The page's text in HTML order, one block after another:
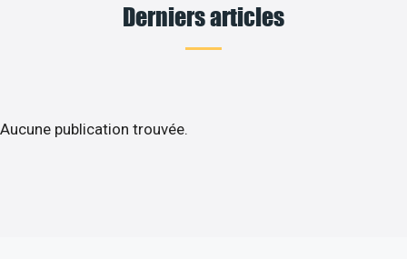
Derniers articles
Aucune publication trouvée.